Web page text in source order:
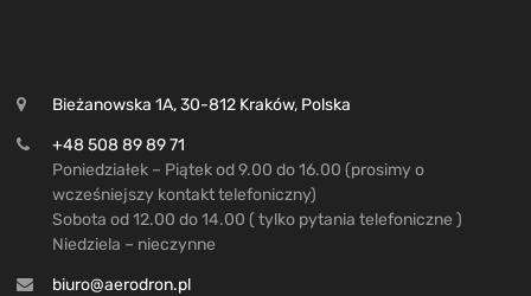
Bieżanowska 1A, 30-812 Kraków, Polska
+48 508 89 89 71
Poniedziałek – Piątek od 9.00 do 16.00 (prosimy o
wcześniejszy kontakt telefoniczny)
Sobota od 12.00 do 14.00 ( tylko pytania telefoniczne )
Niedziela – nieczynne
biuro@aerodron.pl